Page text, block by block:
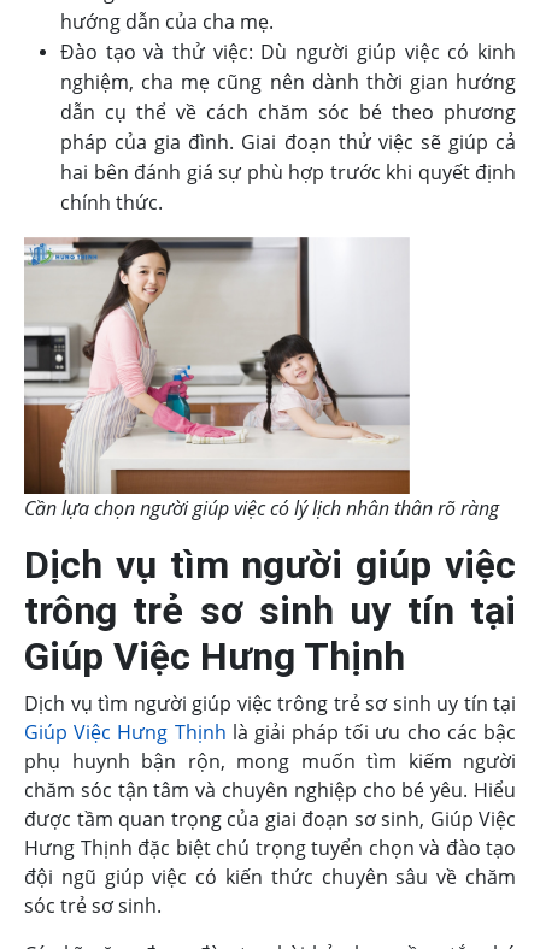
hướng dẫn của cha mẹ.
Đào tạo và thử việc: Dù người giúp việc có kinh
nghiệm, cha mẹ cũng nên dành thời gian hướng
dẫn cụ thể về cách chăm sóc bé theo phương
pháp của gia đình. Giai đoạn thử việc sẽ giúp cả
hai bên đánh giá sự phù hợp trước khi quyết định
chính thức.
Cần lựa chọn người giúp việc có lý lịch nhân thân rõ ràng
Dịch vụ tìm người giúp việc
trông trẻ sơ sinh uy tín tại
Giúp Việc Hưng Thịnh
Dịch vụ tìm người giúp việc trông trẻ sơ sinh uy tín tại
Giúp Việc Hưng Thịnh là giải pháp tối ưu cho các bậc
phụ huynh bận rộn, mong muốn tìm kiếm người
chăm sóc tận tâm và chuyên nghiệp cho bé yêu. Hiểu
được tầm quan trọng của giai đoạn sơ sinh, Giúp Việc
Hưng Thịnh đặc biệt chú trọng tuyển chọn và đào tạo
đội ngũ giúp việc có kiến thức chuyên sâu về chăm
sóc trẻ sơ sinh.